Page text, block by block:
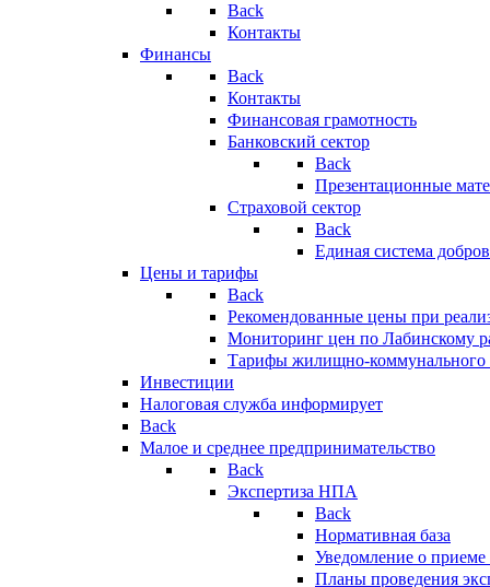
Back
Контакты
Финансы
Back
Контакты
Финансовая грамотность
Банковский сектор
Back
Презентационные
Страховой сектор
Back
Единая система
Цены и тарифы
Back
Рекомендованные цены при
Мониторинг цен по Лабинскому
Тарифы жилищно-коммунального
Инвестиции
Налоговая служба информирует
Back
Малое и среднее предпринимательство
Back
Экспертиза НПА
Back
Нормативная база
Уведомление о
Планы проведения